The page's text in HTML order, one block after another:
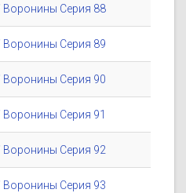
Воронины Серия 88
Воронины Серия 89
Воронины Серия 90
Серия 91
Воронины Серия 92
Воронины Серия 93